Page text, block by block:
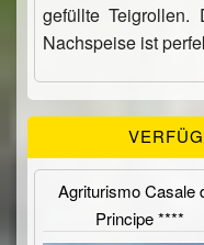
gefüllte
Nachspeise ist
Agriturismo Casale
Principe ****